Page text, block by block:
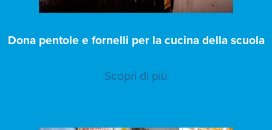
Dona pentole e fornelli per la cucina della scuola
Scopri di più